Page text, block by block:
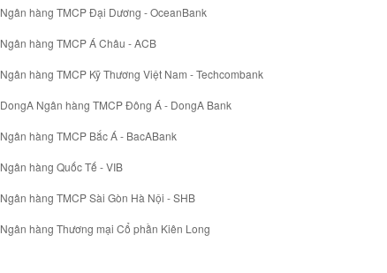
Ngân hàng TMCP Đại Dương - OceanBank
Ngân hàng TMCP Á Châu - ACB
Ngân hàng TMCP Kỹ Thương Việt Nam - Techcombank
DongA Ngân hàng TMCP Đông Á - DongA Bank
Ngân hàng TMCP Bắc Á - BacABank
Ngân hàng Quốc Tế - VIB
Ngân hàng TMCP Sài Gòn Hà Nội - SHB
Ngân hàng Thương mại Cổ phần Kiên Long